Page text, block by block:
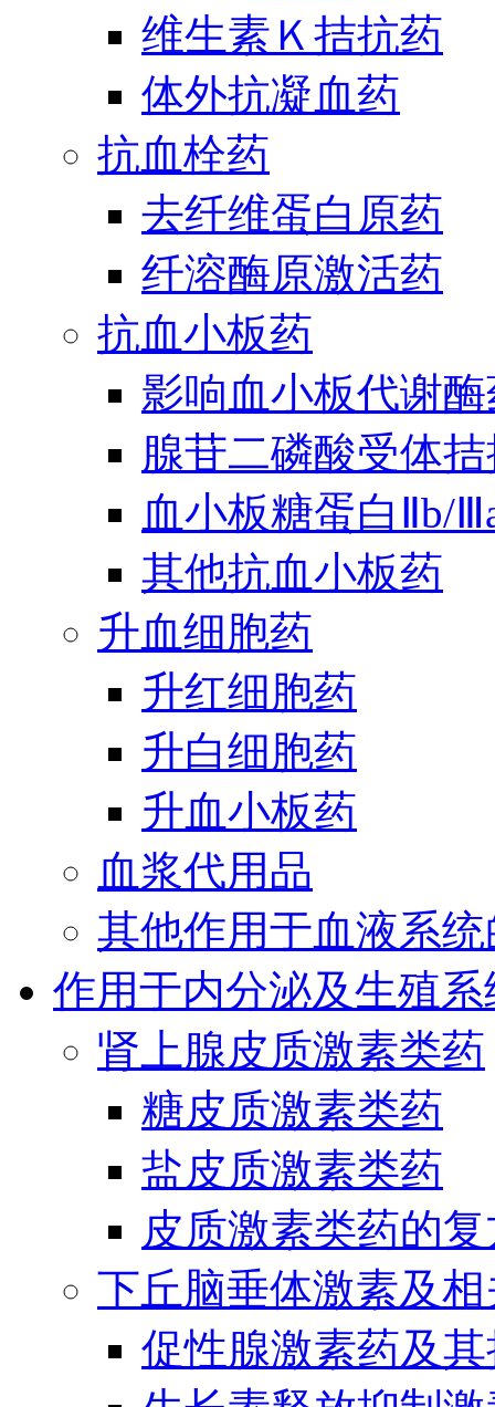
维生素Ｋ拮抗药
体外抗凝血药
抗血栓药
去纤维蛋白原药
纤溶酶原激活药
抗血小板药
影响血小板代谢
腺苷二磷酸受体
血小板糖蛋白Ⅱb/
其他抗血小板药
升血细胞药
升红细胞药
升白细胞药
升血小板药
血浆代用品
其他作用于血液系
作用于内分泌及生殖
肾上腺皮质激素类药
糖皮质激素类药
盐皮质激素类药
皮质激素类药的
下丘脑垂体激素及
促性腺激素药及